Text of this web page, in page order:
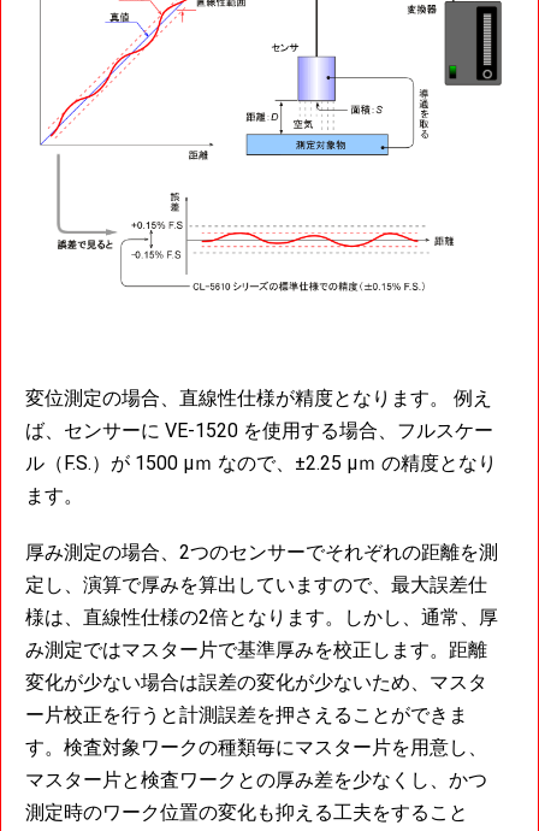
変位測定の場合、直線性仕様が精度となります。 例え
ば、センサーに VE-1520 を使用する場合、フルスケー
ル（F.S.）が 1500 μｍ なので、±2.25 μｍ の精度となり
ます。
厚み測定の場合、2つのセンサーでそれぞれの距離を測
定し、演算で厚みを算出していますので、最大誤差仕
様は、直線性仕様の2倍となります。しかし、通常、厚
み測定ではマスター片で基準厚みを校正します。距離
変化が少ない場合は誤差の変化が少ないため、マスタ
ー片校正を行うと計測誤差を押さえることができま
す。検査対象ワークの種類毎にマスター片を用意し、
マスター片と検査ワークとの厚み差を少なくし、かつ
測定時のワーク位置の変化も抑える工夫をすること